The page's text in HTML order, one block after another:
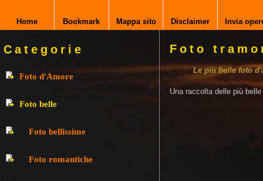
Home Bookmark Mappa sito Disclaimer Invia
Categorie
Foto d'Amore
Foto belle
Foto bellissime
Foto romantiche
Foto
Le più belle foto
Una raccolta delle più